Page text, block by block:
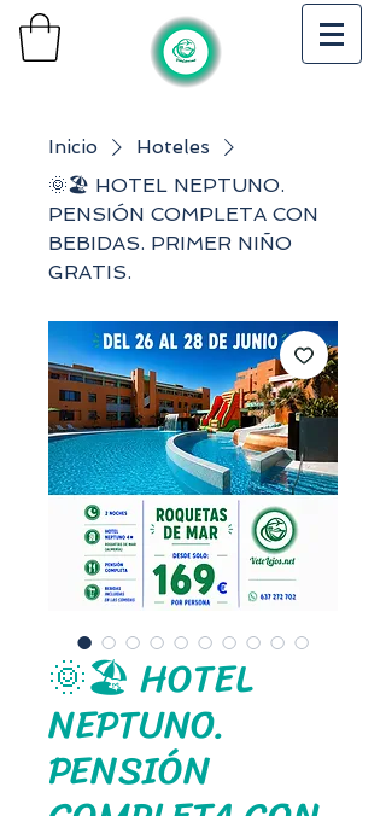
Inicio
Hoteles
🌞🏖️ HOTEL NEPTUNO.
PENSIÓN COMPLETA CON
BEBIDAS. PRIMER NIÑO
GRATIS.
🌞🏖️ HOTEL
NEPTUNO.
PENSIÓN